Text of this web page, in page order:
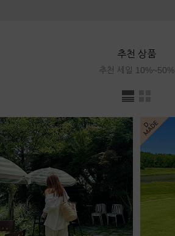
추천 상품
추천 세일 10%~50%